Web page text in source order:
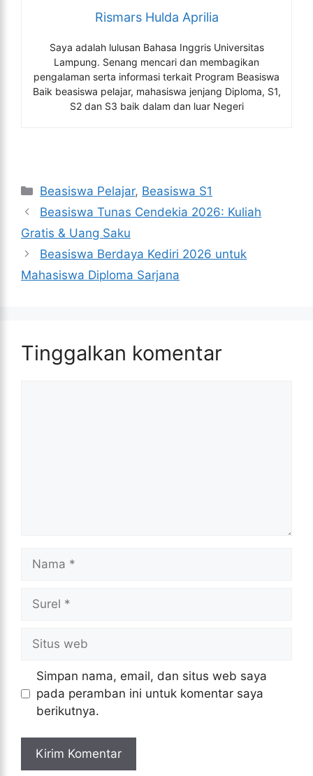
Rismars Hulda Aprilia
Saya adalah lulusan Bahasa Inggris Universitas
Lampung. Senang mencari dan membagikan
pengalaman serta informasi terkait Program Beasiswa
Baik beasiswa pelajar, mahasiswa jenjang Diploma, S1,
S2 dan S3 baik dalam dan luar Negeri
Kategori
Beasiswa Pelajar, Beasiswa S1
Beasiswa Tunas Cendekia 2026: Kuliah
Gratis & Uang Saku
Beasiswa Berdaya Kediri 2026 untuk
Mahasiswa Diploma Sarjana
Tinggalkan komentar
web
Simpan nama, email, dan situs web saya
pada peramban ini untuk komentar saya
berikutnya.